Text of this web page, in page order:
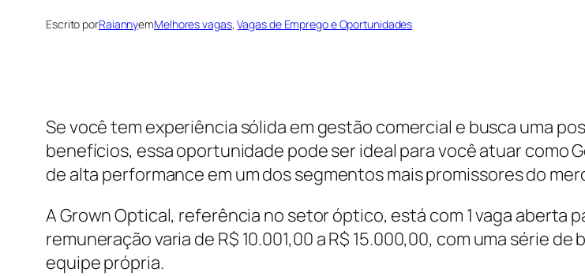
Escrito porRaiannyemMelhores vagas, Vagas de Emprego e Oportunidades
Se você tem experiência sólida em gestão comercial e busca uma
benefícios, essa oportunidade pode ser ideal para você atuar como
de alta performance em um dos segmentos mais promissores do
A Grown Optical, referência no setor óptico, está com 1 vaga aberta
remuneração varia de R$ 10.001,00 a R$ 15.000,00, com uma série
equipe própria.